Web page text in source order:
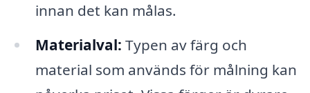
innan det kan målas.
Materialval: Typen av färg och
material som används för målning kan